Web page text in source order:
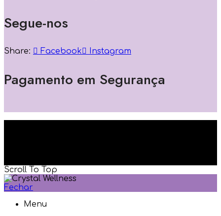
Segue-nos
Share: Facebook Instagram
Pagamento em Segurança
Scroll To Top
Fechar
Menu